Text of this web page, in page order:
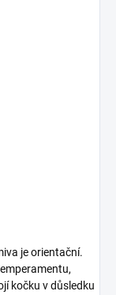
je orientační.
kočku v důsledku